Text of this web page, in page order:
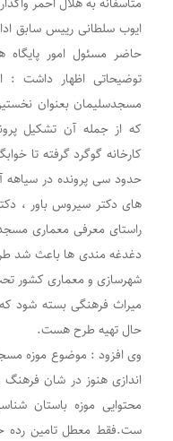
ایوب سلطانی رییس سابق
حاضر مسئول امور پایگاه
توضیحاتی اظهار داشت :
مسجدسلیمان بعنوان
که از جمله آن تشکیل
کارخانه گوگرد گرفته تا
حدود سی پرونده در سیاهه
های دکتر سیروس باور ،
راستای معرفی معماری
دغدغه مندی ها باعث شد
شهرسازی و معماری کشور
میراث فرهنگی بسته شود
حال تهیه طرح هست.
اندازی هنوز در شان
محتوایی موزه باستان
ست.فقط معطل تامین رده